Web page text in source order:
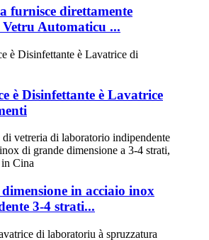
furnisce direttamente
Vetru Automaticu ...
è Disinfettante è Lavatrice
in acciaio inox
3-4 strati...